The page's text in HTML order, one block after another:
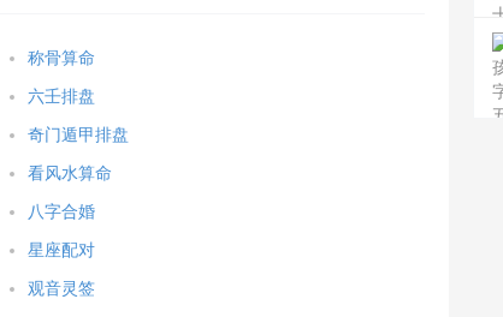
称骨算命
六壬排盘
奇门遁甲排盘
看风水算命
八字合婚
星座配对
观音灵签